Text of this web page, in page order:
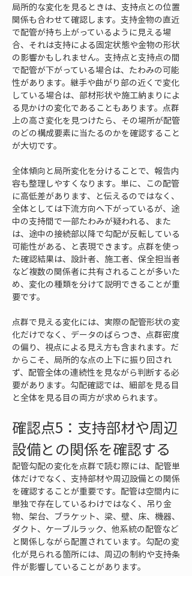
局所的な変化を見るときは、支持点との位置
関係も合わせて確認します。支持金物の直近
で配管が持ち上がっているように見える場
合、それは支持による固定状態や金物の形状
の影響かもしれません。支持点と支持点の間
で配管が下がっている場合は、たわみの可能
性があります。継手や曲がり部の近くで変化
している場合は、部材形状や施工納まりによ
る見かけの変化であることもあります。点群
上の高さ変化を見つけたら、その場所が配管
のどの構成要素に当たるのかを確認すること
が大切です。
全体傾向と局所変化を分けることで、報告内
容も整理しやすくなります。単に、この配管
に高低差があります、と伝えるのではなく、
全体としては下流方向へ下がっているが、途
中の支持間で一部たわみが疑われる、また
は、途中の接続部以降で勾配が反転している
可能性がある、と表現できます。点群を使っ
た確認結果は、設計者、施工者、保全担当者
など複数の関係者に共有されることが多いた
め、変化の種類を分けて説明できることが重
要です。
点群で見える変化には、実際の配管形状の変
化だけでなく、データのばらつき、点群密度
の偏り、視点による見え方も含まれます。だ
からこそ、局所的な点の上下に振り回され
ず、配管全体の連続性を見ながら判断する必
要があります。勾配確認では、細部を見る目
と全体を見る目の両方が求められます。
確認点5：支持部材や周辺
設備との関係を確認する
配管勾配の変化を点群で読む際には、配管単
体だけでなく、支持部材や周辺設備との関係
を確認することが重要です。配管は空間内に
単独で存在しているわけではなく、吊り金
物、架台、ブラケット、梁、壁、床、機器、
ダクト、ケーブルラック、他系統の配管など
と関係しながら配置されています。勾配の変
化が見られる箇所には、周辺の制約や支持条
件が影響していることがあります。